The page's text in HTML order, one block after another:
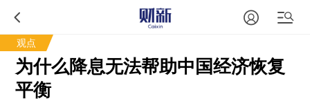
观点
为什么降息无法帮助中国经济恢复
平衡